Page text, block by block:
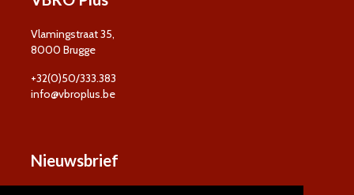
Vlamingstraat 35,
8000 Brugge
+32(0)50/333.383
info@vbroplus.be
Nieuwsbrief